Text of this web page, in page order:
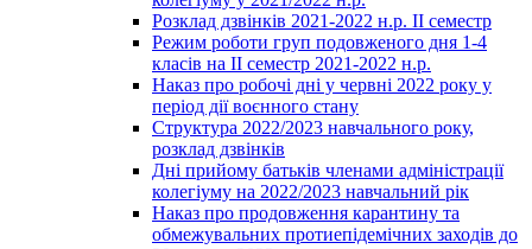
Розклад дзвінків 2021-2022 н.р. ІІ семестр
Режим роботи груп подовженого дня 1-4
класів на ІІ семестр 2021-2022 н.р.
Наказ про робочі дні у червні 2022 року у
період дії воєнного стану
Структура 2022/2023 навчального року,
розклад дзвінків
Дні прийому батьків членами адміністрації
колегіуму на 2022/2023 навчальний рік
Наказ про продовження карантину та
обмежувальних протиепідемічних заходів до